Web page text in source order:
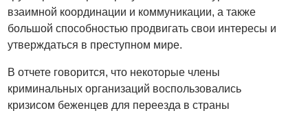
взаимной координации и коммуникации, а также
большой способностью продвигать свои интересы и
утверждаться в преступном мире.
В отчете говорится, что некоторые члены
криминальных организаций воспользовались
кризисом беженцев для переезда в страны